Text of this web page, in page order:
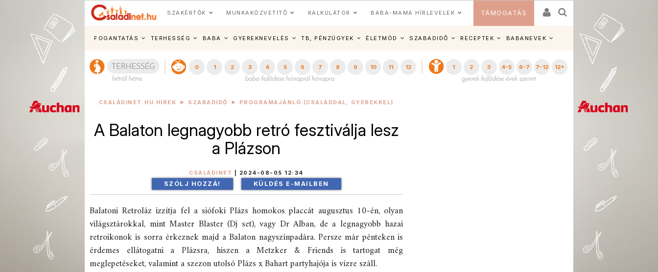
SZAKÉRTŐK MUNKAKÖZVETÍTŐ KALKULÁTOR BABA-MAMA HÍRLEVELEK TÁMOGATÁS
FOGANTATÁS TERHESSÉG BABA GYEREKNEVELÉS TB, PÉNZÜGYEK ÉLETMÓD SZABADIDŐ RECEPTEK BABANEVEK
0 1 2 3 4 5 6 7 8 9 10 11 12 1 2 3 4-5 6-7 7-12 12+
CSALÁDINET.HU HÍREK SZABADIDŐ PROGRAMAJÁNLÓ (CSALÁDDAL, GYEREKKEL)
A Balaton legnagyobb retró fesztiválja lesz
a Plázson
CSALÁDINET 2024-08-05 12:34
SZÓLJ HOZZÁ! KÜLDÉS E-MAILBEN
Balatoni Retroláz izzítja fel a siófoki Plázs homokos placcát augusztus 10-én, olyan
világsztárokkal, mint Master Blaster (Dj set), vagy Dr Alban, de a legnagyobb hazai
retroikonok is sorra érkeznek majd a Balaton nagyszínpadára. Persze már pénteken is
érdemes ellátogatni a Plázsra, hiszen a Metzker & Friends is tartogat még
meglepetéseket, valamint a szezon utolsó Plázs x Bahart partyhajója is vízre száll.